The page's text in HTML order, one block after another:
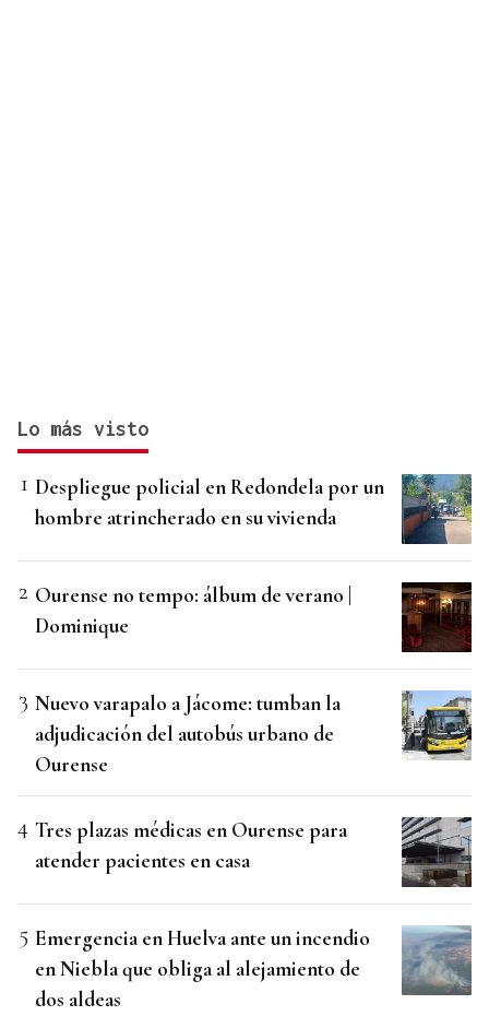
Lo más visto
Despliegue policial en Redondela por un
hombre atrincherado en su vivienda
Ourense no tempo: álbum de verano |
Dominique
Nuevo varapalo a Jácome: tumban la
adjudicación del autobús urbano de
Ourense
Tres plazas médicas en Ourense para
atender pacientes en casa
Emergencia en Huelva ante un incendio
en Niebla que obliga al alejamiento de
dos aldeas